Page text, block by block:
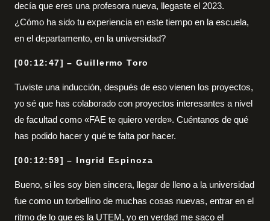
decía que eres una profesora nueva, llegaste el 2023.
¿Cómo ha sido tu experiencia en este tiempo en la escuela,
en el departamento, en la universidad?
[00:12:47] – Guillermo Toro
Tuviste una inducción, después de eso vienen los proyectos,
yo sé que has colaborado con proyectos interesantes a nivel
de facultad como «FAE te quiero verde». Cuéntanos de qué
has podido hacer y qué te falta por hacer.
[00:12:59] – Ingrid Espinoza
Bueno, si les soy bien sincera, llegar de lleno a la universidad
fue como un torbellino de muchas cosas nuevas, entrar en el
ritmo de lo que es la UTEM, yo en verdad me saco el